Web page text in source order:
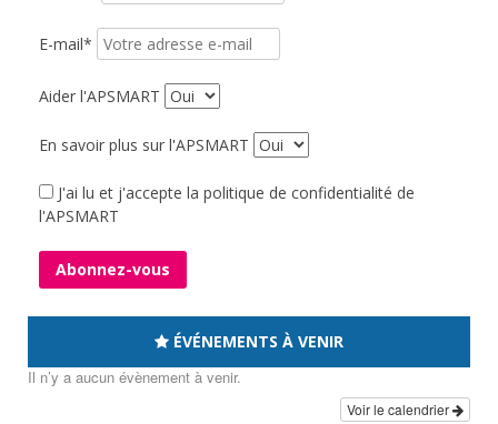
E-mail*
Aider l'APSMART
En savoir plus sur l'APSMART
J'ai lu et j'accepte la politique de confidentialité de
l'APSMART
ÉVÉNEMENTS À VENIR
Il n’y a aucun évènement à venir.
Voir le calendrier